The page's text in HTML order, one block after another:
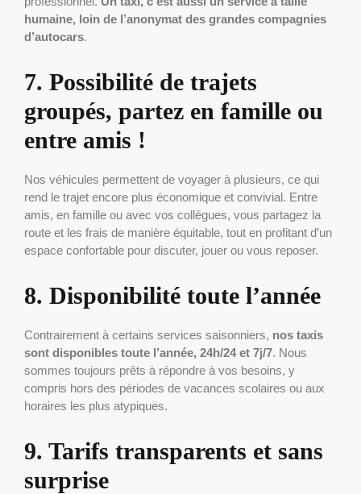
humaine, loin de l’anonymat des grandes compagnies
d’autocars.
7. Possibilité de trajets
groupés, partez en famille ou
entre amis !
Nos véhicules permettent de voyager à plusieurs, ce qui
rend le trajet encore plus économique et convivial. Entre
amis, en famille ou avec vos collègues, vous partagez la
route et les frais de manière équitable, tout en profitant d’un
espace confortable pour discuter, jouer ou vous reposer.
8. Disponibilité toute l’année
Contrairement à certains services saisonniers, nos taxis
sont disponibles toute l’année, 24h/24 et 7j/7. Nous
sommes toujours prêts à répondre à vos besoins, y
compris hors des périodes de vacances scolaires ou aux
horaires les plus atypiques.
9. Tarifs transparents et sans
surprise